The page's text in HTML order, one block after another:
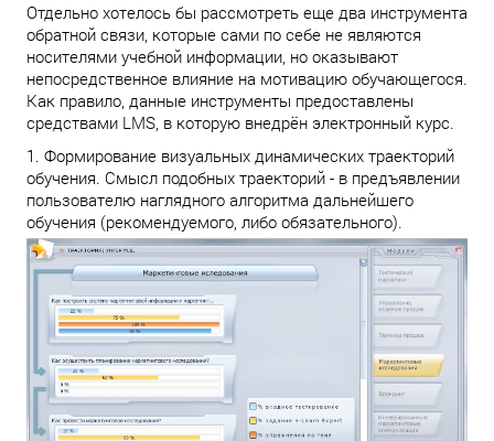
Отдельно хотелось бы рассмотреть еще два инструмента
обратной связи, которые сами по себе не являются
носителями учебной информации, но оказывают
непосредственное влияние на мотивацию обучающегося.
Как правило, данные инструменты предоставлены
средствами LMS, в которую внедрён электронный курс.
1. Формирование визуальных динамических траекторий
обучения. Смысл подобных траекторий - в предъявлении
пользователю наглядного алгоритма дальнейшего
обучения (рекомендуемого, либо обязательного).